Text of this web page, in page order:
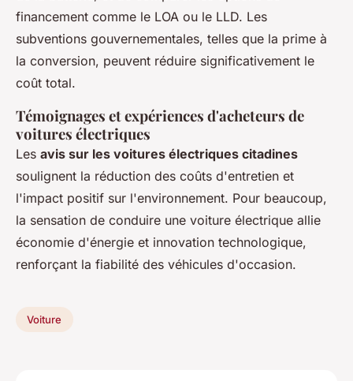
financement comme le LOA ou le LLD. Les
subventions gouvernementales, telles que la prime à
la conversion, peuvent réduire significativement le
coût total.
Témoignages et expériences d'acheteurs de
voitures électriques
Les avis sur les voitures électriques citadines
soulignent la réduction des coûts d'entretien et
l'impact positif sur l'environnement. Pour beaucoup,
la sensation de conduire une voiture électrique allie
économie d'énergie et innovation technologique,
renforçant la fiabilité des véhicules d'occasion.
Voiture